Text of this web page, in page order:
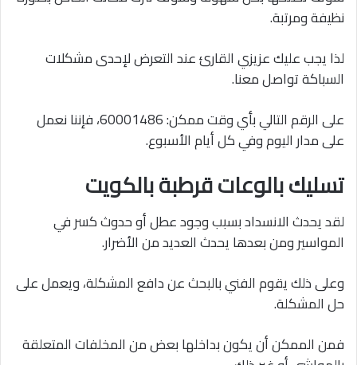
نظيفة ومرتبة.
لذا يجب عليك عزيزي القارئ عند التعرض لإحدى مشكلات
السباكة تواصل معنا.
على الرقم التالي بأي وقت ممكن: 60001486، فإننا نعمل
على مدار اليوم وفي كل أيام الأسبوع.
تسليك بالوعات قرطبة بالكويت
لقد يحدث الانسداد بسبب وجود عطل أو حدوث كسر في
المواسير ومن بعدها يحدث العديد من الأضرار.
وعلى ذلك يقوم الفني بالبحث عن دافع المشكلة، ويعمل على
حل المشكلة.
فمن الممكن أن يكون بداخلها بعض من المخلفات المتعلقة